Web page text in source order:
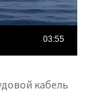
кабель